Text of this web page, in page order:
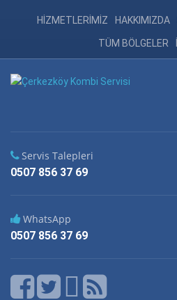
HİZMETLERİMİZ HAKKIMIZDA
TÜM BÖLGELER
Servis Talepleri
0507 856 37 69
WhatsApp
0507 856 37 69